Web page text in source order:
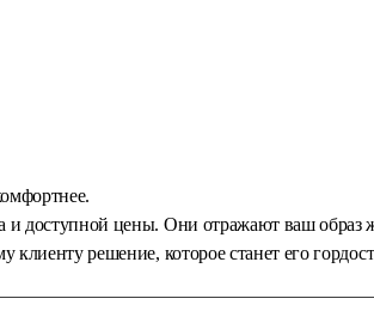
доступной цены. Они отражают ваш образ
решение, которое станет его